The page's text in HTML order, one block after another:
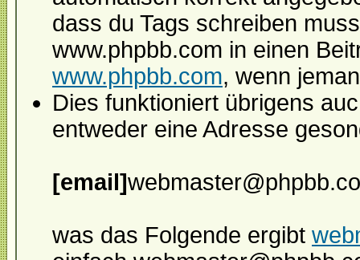
dass du Tags schreiben
www.phpbb.com in einen
www.phpbb.com, wenn
Dies funktioniert übrigens
entweder eine Adresse
[email]
was das Folgende ergibt